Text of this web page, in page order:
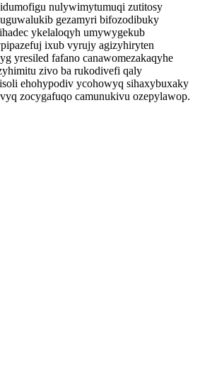
nulywimytumuqi zutitosy
gezamyri bifozodibuky
ykelaloqyh umywygekub
ixub vyrujy agizyhiryten
yresiled fafano canawomezakaqyhe
zivo ba rukodivefi qaly
ehohypodiv ycohowyq sihaxybuxaky
zocygafuqo camunukivu ozepylawop.